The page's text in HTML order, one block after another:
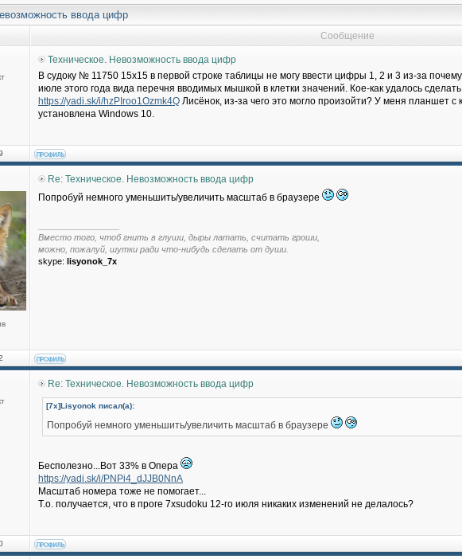
ввода цифр
Сообщение
Техническое. Невозможность ввода цифр
В судоку № 11750 15х15 в первой строке таблицы не могу ввести цифры 1, 2 и 3 из-за
июле этого года вида перечня вводимых мышкой в клетки значений. Кое-как удалось
https://yadi.sk/i/hzPIroo1Ozmk4Q Лисёнок, из-за чего это могло произойти? У меня планшет с
установлена Windows 10.
Re: Техническое. Невозможность ввода цифр
Попробуй немного уменьшить/увеличить масштаб в браузере
Вместо того, чтоб гнить в глуши, дыры латать, считать гроши,
можно, пожалуй, шутки ради что-нибудь сделать от души.
skype: lisyonok_7x
Re: Техническое. Невозможность ввода цифр
[7x]Lisyonok писал(а):
Попробуй немного уменьшить/увеличить масштаб в браузере
Бесполезно...Вот 33% в Опера
https://yadi.sk/i/PNPi4_dJJB0NnA
Масштаб номера тоже не помогает...
Т.о. получается, что в проге 7xsudoku 12-го июля никаких изменений не делалось?